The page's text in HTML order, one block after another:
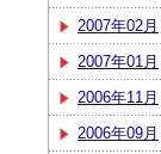
2007年02月
2007年01月
2006年11月
2006年09月